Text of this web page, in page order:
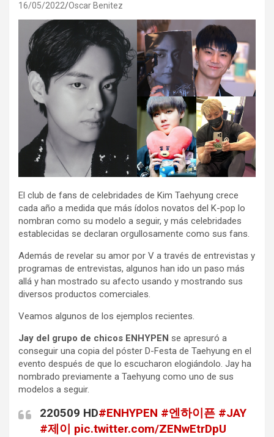
16/05/2022 Oscar Benitez
El club de fans de celebridades de Kim Taehyung crece
cada año a medida que más ídolos novatos del K-pop lo
nombran como su modelo a seguir, y más celebridades
establecidas se declaran orgullosamente como sus fans.
Además de revelar su amor por V a través de entrevistas y
programas de entrevistas, algunos han ido un paso más
allá y han mostrado su afecto usando y mostrando sus
diversos productos comerciales.
Veamos algunos de los ejemplos recientes.
Jay del grupo de chicos ENHYPEN se apresuró a
conseguir una copia del póster D-Festa de Taehyung en el
evento después de que lo escucharon elogiándolo. Jay ha
nombrado previamente a Taehyung como uno de sus
modelos a seguir.
220509 HD#ENHYPEN #엔하이픈 #JAY
#제이 pic.twitter.com/ZENwEtrDpU